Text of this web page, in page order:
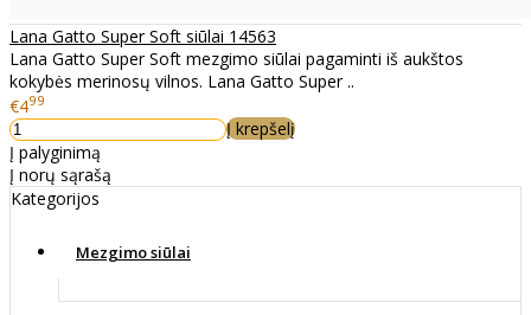
Lana Gatto Super Soft siūlai 14563
Lana Gatto Super Soft mezgimo siūlai pagaminti iš aukštos
kokybės merinosų vilnos. Lana Gatto Super ..
€499
Į krepšelį
Į palyginimą
Į norų sąrašą
Kategorijos
Mezgimo siūlai